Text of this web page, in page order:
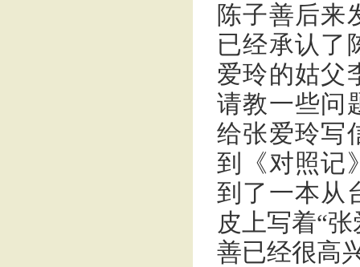
陈子善后来
已经承认了
爱玲的姑父
请教一些问
给张爱玲写
到《对照记
到了一本从
皮上写着“
善已经很高